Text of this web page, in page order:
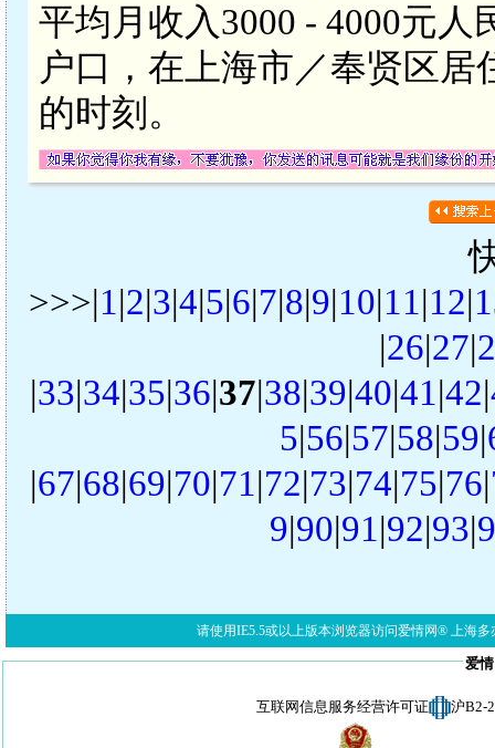
平均月收入3000 - 4000元
户口，在上海市／奉贤区
的时刻。
>>>|1|2|3|4|5|6|7|8|9|10|11|12|
|26|27|
|33|34|35|36|37|38|39|40|41|42|
5|56|57|58|59|
|67|68|69|70|71|72|73|74|75|76|
9|90|91|92|93|
请使用IE5.5或以上版本浏览器访问爱情网® 上海多
爱
互联网信息服务经营许可证 沪B2-